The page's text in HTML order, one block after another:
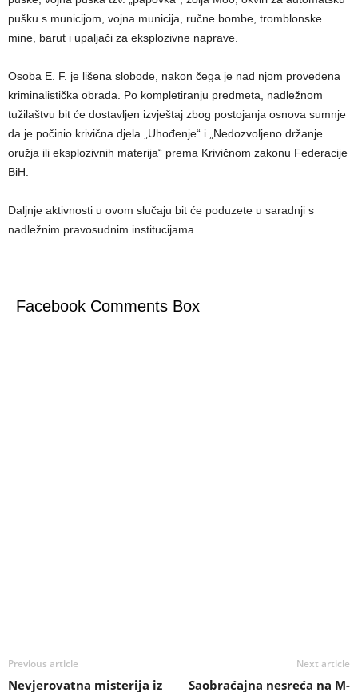
pušku s municijom, vojna municija, ručne bombe, tromblonske
mine, barut i upaljači za eksplozivne naprave.
Osoba E. F. je lišena slobode, nakon čega je nad njom provedena
kriminalistička obrada. Po kompletiranju predmeta, nadležnom
tužilaštvu bit će dostavljen izvještaj zbog postojanja osnova sumnje
da je počinio krivična djela „Uhođenje“ i „Nedozvoljeno držanje
oružja ili eksplozivnih materija“ prema Krivičnom zakonu Federacije
BiH.
Daljnje aktivnosti u ovom slučaju bit će poduzete u saradnji s
nadležnim pravosudnim institucijama.
Facebook Comments Box
Previous article
Nevjerovatna misterija iz
Next article
Saobraćajna nesreća na M-